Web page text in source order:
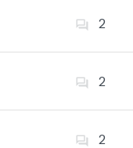
2
2
2